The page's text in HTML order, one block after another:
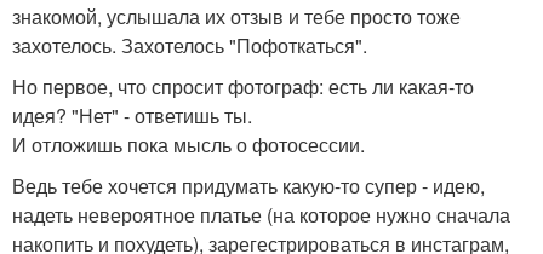
знакомой, услышала их отзыв и тебе просто тоже
захотелось. Захотелось "Пофоткаться".
Но первое, что спросит фотограф: есть ли какая-то
идея? "Нет" - ответишь ты.
И отложишь пока мысль о фотосессии.
Ведь тебе хочется придумать какую-то супер - идею,
надеть невероятное платье (на которое нужно сначала
накопить и похудеть), зарегестрироваться в инстаграм,